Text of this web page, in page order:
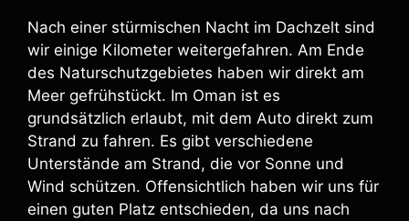
Nach einer stürmischen Nacht im Dachzelt sind
wir einige Kilometer weitergefahren. Am Ende
des Naturschutzgebietes haben wir direkt am
Meer gefrühstückt. Im Oman ist es
grundsätzlich erlaubt, mit dem Auto direkt zum
Strand zu fahren. Es gibt verschiedene
Unterstände am Strand, die vor Sonne und
Wind schützen. Offensichtlich haben wir uns für
einen guten Platz entschieden, da uns nach